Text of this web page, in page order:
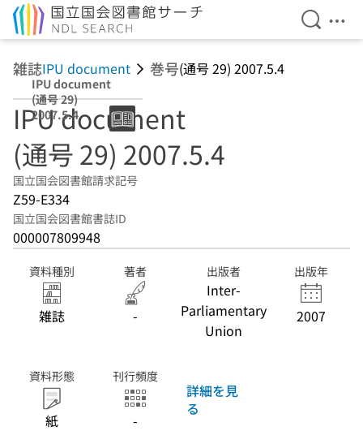
検索を
メ
雑誌IPU document 巻号(通号 29) 2007.5.4
IPU document
(通号 29)
2007.5.4
IPU document
(通号 29) 2007.5.4
国立国会図書館請求記号
Z59-E334
国立国会図書館書誌ID
000007809948
資料種別
雑誌
著者
-
出版者
Inter-
Parliamentary
Union
出版年
2007
資料形態
紙
刊行頻度
-
詳細を見
る